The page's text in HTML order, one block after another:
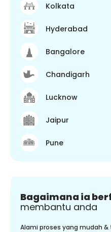
Kolkata
Hyderabad
Bangalore
Chandigarh
Lucknow
Jaipur
Pune
Bagaimana ia
membantu anda
Alami proses yang mudah